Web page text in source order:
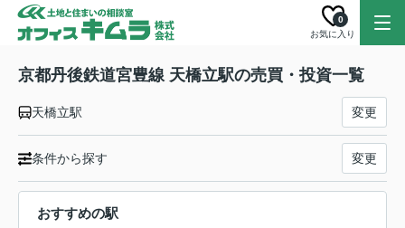
お気に入り
0
京都丹後鉄道宮豊線 天橋立駅の売買・投資一覧
天橋立駅 変更
条件から探す 変更
おすすめの駅